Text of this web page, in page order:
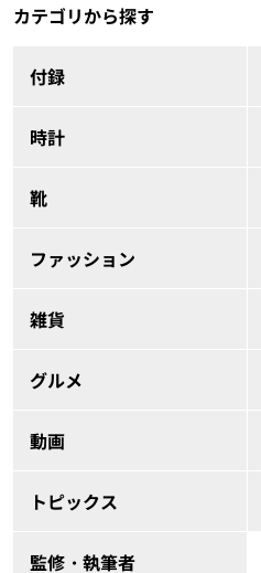
カテゴリから探す
付録
時計
靴
ファッション
雑貨
グルメ
動画
トピックス
監修・執筆者